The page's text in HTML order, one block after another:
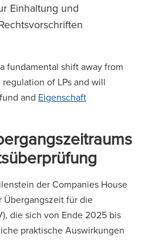
Einhaltung und
fundamental shift away from
of LPs and will
and Eigenschaft
der Companies House
Übergangszeit für die
die sich von Ende 2025 bis
praktische Auswirkungen